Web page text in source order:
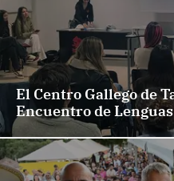
El Centro Gallego de
Encuentro de